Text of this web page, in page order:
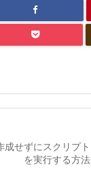
せずにスクリプト
を実行する方法